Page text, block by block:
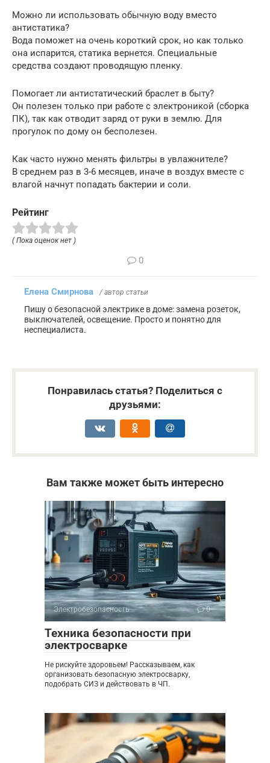
Можно ли использовать обычную воду вместо
антистатика?
Вода поможет на очень короткий срок, но как только
она испарится, статика вернется. Специальные
средства создают проводящую пленку.
Помогает ли антистатический браслет в быту?
Он полезен только при работе с электроникой (сборка
ПК), так как отводит заряд от руки в землю. Для
прогулок по дому он бесполезен.
Как часто нужно менять фильтры в увлажнителе?
В среднем раз в 3-6 месяцев, иначе в воздух вместе с
влагой начнут попадать бактерии и соли.
Рейтинг
( Пока оценок нет )
0
Елена Смирнова / автор статьи
Пишу о безопасной электрике в доме: замена розеток,
выключателей, освещение. Просто и понятно для
неспециалиста.
Понравилась статья? Поделиться с
друзьями:
Вам также может быть интересно
Электробезопасность 0
Техника безопасности при
электросварке
Не рискуйте здоровьем! Рассказываем, как
организовать безопасную электросварку,
подобрать СИЗ и действовать в ЧП.